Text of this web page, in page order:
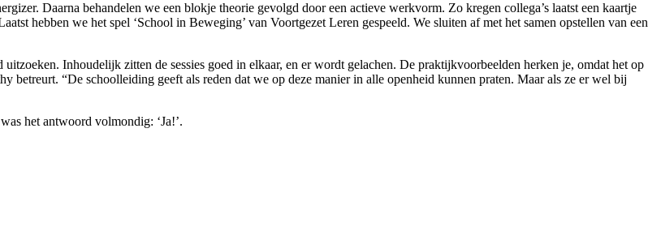
Daarna behandelen we een blokje theorie gevolgd door een actieve werkvorm. Zo kregen collega’s laatst een kaartje
hebben we het spel ‘School in Beweging’ van Voortgezet Leren gespeeld. We sluiten af met het samen opstellen van een
Inhoudelijk zitten de sessies goed in elkaar, en er wordt gelachen. De praktijkvoorbeelden herken je, omdat het op
betreurt. “De schoolleiding geeft als reden dat we op deze manier in alle openheid kunnen praten. Maar als ze er wel bij
het antwoord volmondig: ‘Ja!’.